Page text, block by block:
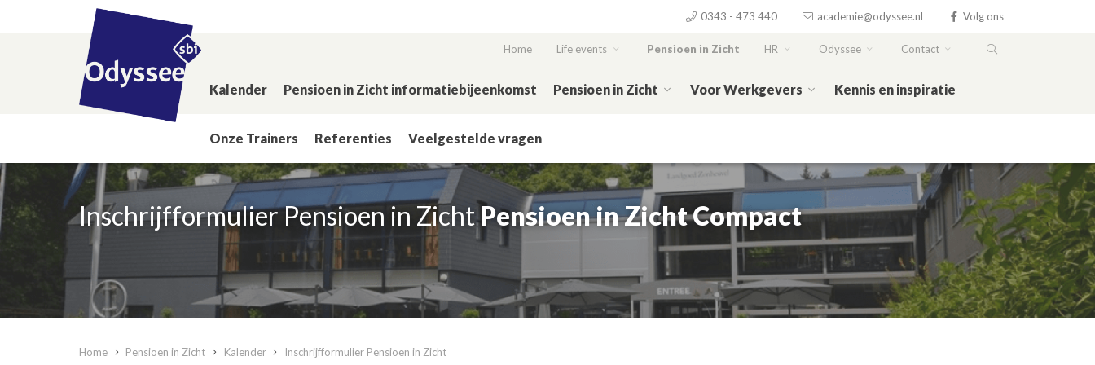
0343 - 473 440 academie@odyssee.nl Volg ons
Home Life events Pensioen in Zicht HR Odyssee Contact
Kalender Pensioen in Zicht informatiebijeenkomst Pensioen in Zicht Voor Werkgevers Kennis en inspiratie
Onze Trainers Referenties Veelgestelde vragen
Inschrijfformulier Pensioen in ZichtPensioen in Zicht Compact
Home Pensioen in Zicht Kalender Inschrijfformulier Pensioen in Zicht